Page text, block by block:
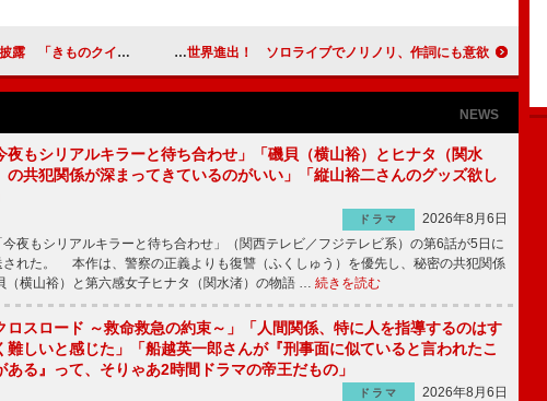
ーンコンテスト２０１３」 ＡＫＢ柏木、夢はでっかく世界進出！ ソロライブでノリノリ、作詞にも意欲
NEWS
夜もシリアルキラーと待ち合わせ」「磯貝（横山裕）とヒナタ（関水
の共犯関係が深まってきているのがいい」「縦山裕二さんのグッズ欲し
ドラマ
2026年8月6日
夜もシリアルキラーと待ち合わせ」（関西テレビ／フジテレビ系）の第6話が5日に
された。 本作は、警察の正義よりも復讐（ふくしゅう）を優先し、秘密の共犯関係
（横山裕）と第六感女子ヒナタ（関水渚）の物語 … 続きを読む
ロスロード ～救命救急の約束～」「人間関係、特に人を指導するのはす
難しいと感じた」「船越英一郎さんが『刑事面に似ていると言われたこ
ある』って、そりゃあ2時間ドラマの帝王だもの」
ドラマ
2026年8月6日